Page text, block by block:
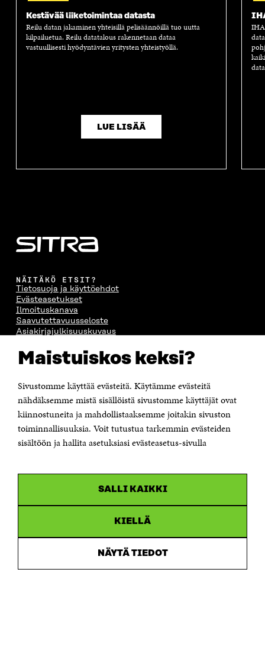
Maistuiskos keksi?
Sivustomme käyttää evästeitä. Käytämme evästeitä
nähdäksemme mistä sisällöistä sivustomme käyttäjät ovat
kiinnostuneita ja mahdollistaaksemme joitakin sivuston
toiminnallisuuksia. Voit tutustua tarkemmin evästeiden
sisältöön ja hallita asetuksiasi evästeasetus-sivulla
SALLI KAIKKI
KIELLÄ
NÄYTÄ TIEDOT
Kestävää liiketoimintaa datasta
Reilu datan jakaminen yhteisillä pelisäännöillä tuo uutta
kilpailuetua. Reilu datatalous rakennetaan dataa
vastuullisesti hyödyntävien yritysten yhteistyöllä.
LUE LISÄÄ
NÄITÄKÖ ETSIT?
Tietosuoja ja käyttöehdot
Evästeasetukset
Ilmoituskanava
Saavutettavuusseloste
Asiakirjajulkisuuskuvaus
Suomen itsenäisyyden juhlarahasto Sitra
Itämerenkatu 11-13, PL 160,
00181 Helsinki
Puhelin +358 294 618 991
etunimi.sukunimi@sitra.fi tai sitra@sitra.fi
OLEMME NÄISSÄ SOMEISSA
Avautuu